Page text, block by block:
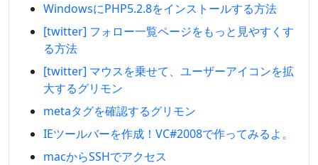
WindowsにPHP5.2.8をインストールする方法
[twitter] フォロー一覧ページをもっと見やすくす
る方法
[twitter] マウスを乗せて、ユーザーアイコンを拡
大するグリモン
metaタグを確認するグリモン
IEツールバーを作成！VC#2008で作ってみるよ。
macからSSHでアクセス